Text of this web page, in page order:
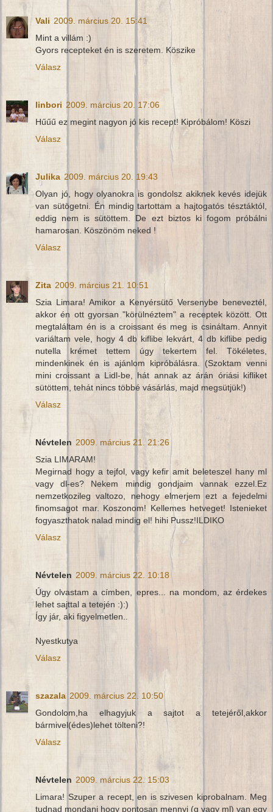
Vali 2009. március 20. 15:41
Mint a villám :)
Gyors recepteket én is szeretem. Köszike
Válasz
linbori 2009. március 20. 17:06
Hűűű ez megint nagyon jó kis recept! Kipróbálom! Köszi
Válasz
Julika 2009. március 20. 19:43
Olyan jó, hogy olyanokra is gondolsz akiknek kevés idejük
van sütögetni. Én mindig tartottam a hajtogatós tésztáktól,
eddig nem is sütöttem. De ezt biztos ki fogom próbálni
hamarosan. Köszönöm neked !
Válasz
Zita 2009. március 21. 10:51
Szia Limara! Amikor a Kenyérsütő Versenybe beneveztél,
akkor én ott gyorsan "körülnéztem" a receptek között. Ott
megtaláltam én is a croissant és meg is csináltam. Annyit
variáltam vele, hogy 4 db kiflibe lekvárt, 4 db kiflibe pedig
nutella krémet tettem úgy tekertem fel. Tökéletes,
mindenkinek én is ajánlom kipróbálásra. (Szoktam venni
mini croissant a Lidl-be, hát annak az árán óriási kifliket
sütöttem, tehát nincs többé vásárlás, majd megsütjük!)
Válasz
Névtelen 2009. március 21. 21:26
Szia LIMARAM!
Megirnad hogy a tejfol, vagy kefir amit beleteszel hany ml
vagy dl-es? Nekem mindig gondjaim vannak ezzel.Ez
nemzetkozileg valtozo, nehogy elmerjem ezt a fejedelmi
finomsagot mar. Koszonom! Kellemes hetveget! Istenieket
fogyaszthatok nalad mindig el! hihi Pussz!ILDIKO
Válasz
Névtelen 2009. március 22. 10:18
Úgy olvastam a címben, epres... na mondom, az érdekes
lehet sajttal a tetején :):)
Így jár, aki figyelmetlen..
Nyestkutya
Válasz
szazala 2009. március 22. 10:50
Gondolom,ha elhagyjuk a sajtot a tetejéről,akkor
bármivel(édes)lehet tölteni?!
Válasz
Névtelen 2009. március 22. 15:03
Limara! Szuper a recept, en is szivesen kiprobalnam. Meg
tudnad mondani hogy pontosan mennyi (g vagy ml) van egy